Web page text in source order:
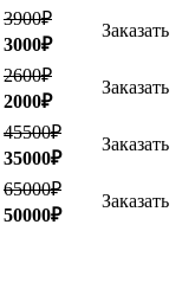
3900₽
3000₽
Заказать
2600₽
2000₽
Заказать
45500₽
35000₽
Заказать
65000₽
50000₽
Заказать